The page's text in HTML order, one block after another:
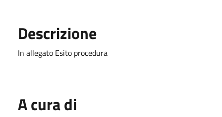
Descrizione
In allegato Esito procedura
A cura di